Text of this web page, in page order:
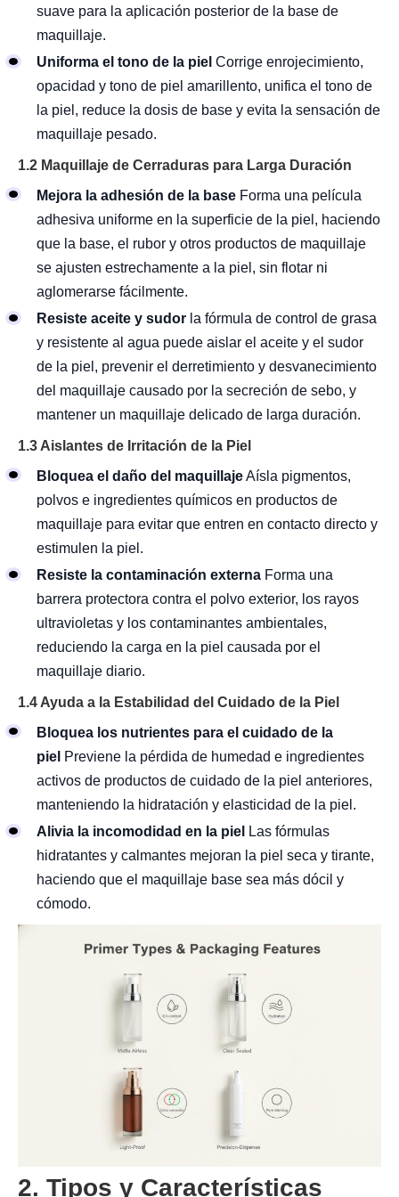
suave para la aplicación posterior de la base de
maquillaje.
Uniforma el tono de la piel Corrige enrojecimiento,
opacidad y tono de piel amarillento, unifica el tono de
la piel, reduce la dosis de base y evita la sensación de
maquillaje pesado.
1.2 Maquillaje de Cerraduras para Larga Duración
Mejora la adhesión de la base Forma una película
adhesiva uniforme en la superficie de la piel, haciendo
que la base, el rubor y otros productos de maquillaje
se ajusten estrechamente a la piel, sin flotar ni
aglomerarse fácilmente.
Resiste aceite y sudor la fórmula de control de grasa
y resistente al agua puede aislar el aceite y el sudor
de la piel, prevenir el derretimiento y desvanecimiento
del maquillaje causado por la secreción de sebo, y
mantener un maquillaje delicado de larga duración.
1.3 Aislantes de Irritación de la Piel
Bloquea el daño del maquillajeAísla pigmentos,
polvos e ingredientes químicos en productos de
maquillaje para evitar que entren en contacto directo y
estimulen la piel.
Resiste la contaminación externa Forma una
barrera protectora contra el polvo exterior, los rayos
ultravioletas y los contaminantes ambientales,
reduciendo la carga en la piel causada por el
maquillaje diario.
1.4 Ayuda a la Estabilidad del Cuidado de la Piel
Bloquea los nutrientes para el cuidado de la
piel Previene la pérdida de humedad e ingredientes
activos de productos de cuidado de la piel anteriores,
manteniendo la hidratación y elasticidad de la piel.
Alivia la incomodidad en la piel
Las fórmulas
hidratantes y calmantes mejoran la piel seca y tirante,
haciendo que el maquillaje base sea más dócil y
cómodo.
2. Tipos y Características